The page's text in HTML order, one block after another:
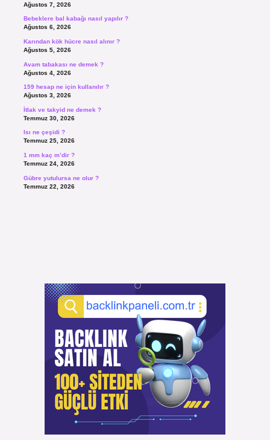
Ağustos 7, 2026
Bebeklere bal kabağı nasıl yapılır ?
Ağustos 6, 2026
Karından kök hücre nasıl alınır ?
Ağustos 5, 2026
Avam tabakası ne demek ?
Ağustos 4, 2026
159 hesap ne için kullanılır ?
Ağustos 3, 2026
İtlak ve takyid ne demek ?
Temmuz 30, 2026
Isı ne çeşidi ?
Temmuz 25, 2026
1 mm kaç m’dir ?
Temmuz 24, 2026
Gübre yutulursa ne olur ?
Temmuz 22, 2026